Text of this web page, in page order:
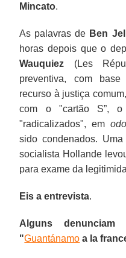
Mincato.
As palavras de Ben
horas depois que o
Wauquiez (Les
preventiva, com
recurso à justiça
com o "cartão S”,
"radicalizados", em
sido condenados.
socialista Hollande
para exame da
Eis a entrevista.
Alguns
"Guantánamo a la